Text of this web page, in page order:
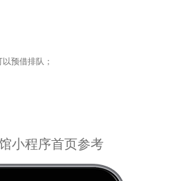
预借排队；
小程序首页参考